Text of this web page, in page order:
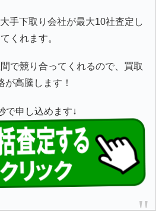
手下取り会社が最大10社査定し
てくれます。
で競り合ってくれるので、買取
が高騰します！
で申し込めます↓